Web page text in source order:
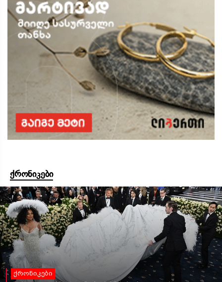
ქრონიკები
ქრონიკები